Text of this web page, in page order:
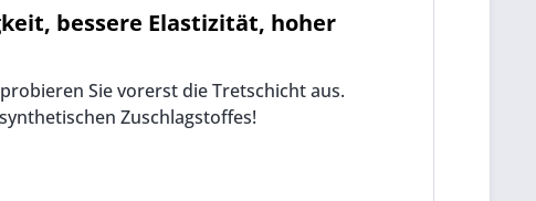
bessere Elastizität, hoher
Sie vorerst die Tretschicht aus.
Zuschlagstoffes!